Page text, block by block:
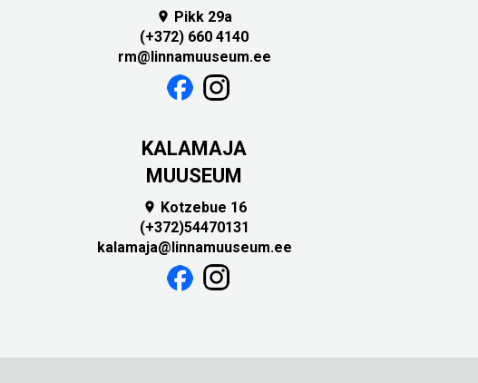
 Pikk 29a
(+372) 660 4140
rm@linnamuuseum.ee
KALAMAJA
MUUSEUM
 Kotzebue 16
(+372)54470131
kalamaja@linnamuuseum.ee